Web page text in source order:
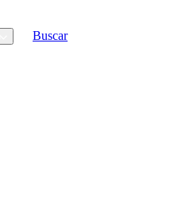
Buscar